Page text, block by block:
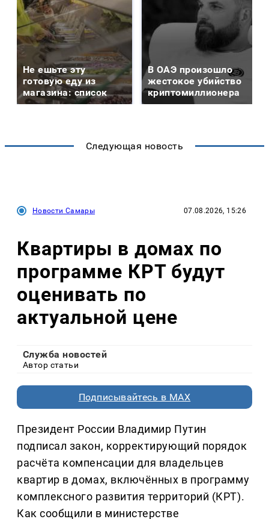
Не ешьте эту
готовую еду из
магазина: список
В ОАЭ произошло
жестокое убийство
криптомиллионера
Следующая новость
Новости Самары 07.08.2026, 15:26
Квартиры в домах по
программе КРТ будут
оценивать по
актуальной цене
Служба новостей
Автор статьи
Подписывайтесь в MAX
Президент России Владимир Путин
подписал закон, корректирующий порядок
расчёта компенсации для владельцев
квартир в домах, включённых в программу
комплексного развития территорий (КРТ).
Как сообщили в министерстве